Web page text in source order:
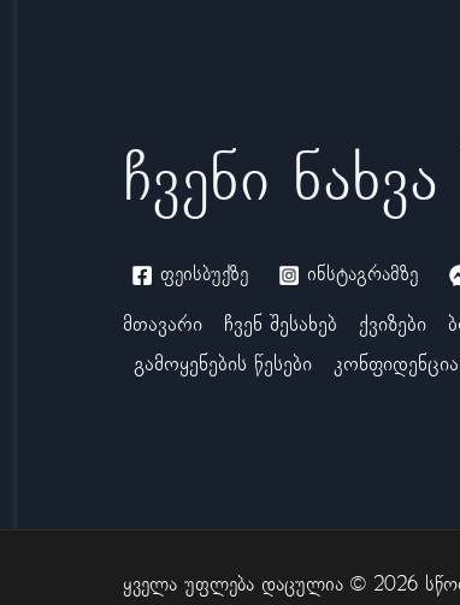
ჩვენი
ფეისბუქზე ინსტაგრამზე
მთავარი ჩვენ შესახებ ქვიზები
გამოყენების წესები
ყველა უფლება დაცულია © 2026